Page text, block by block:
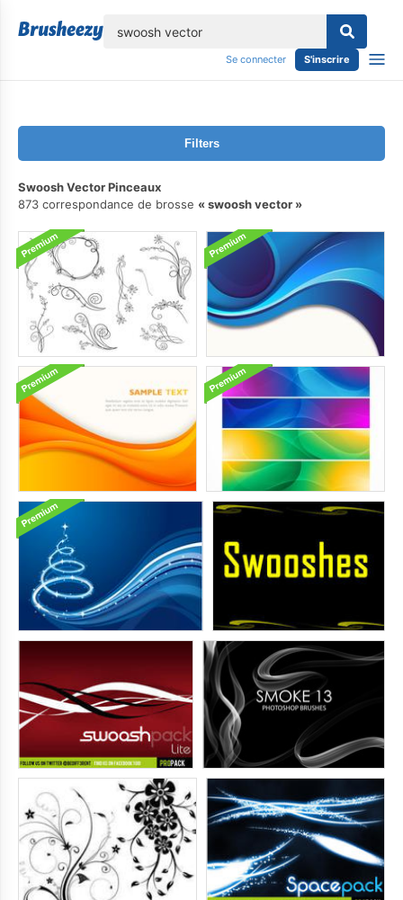
Se connecter S'inscrire
Filters
Swoosh Vector Pinceaux
873 correspondance de brosse
swoosh vector